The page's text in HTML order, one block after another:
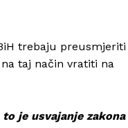
trebaju preusmjeriti
taj način vratiti na
je usvajanje zakona